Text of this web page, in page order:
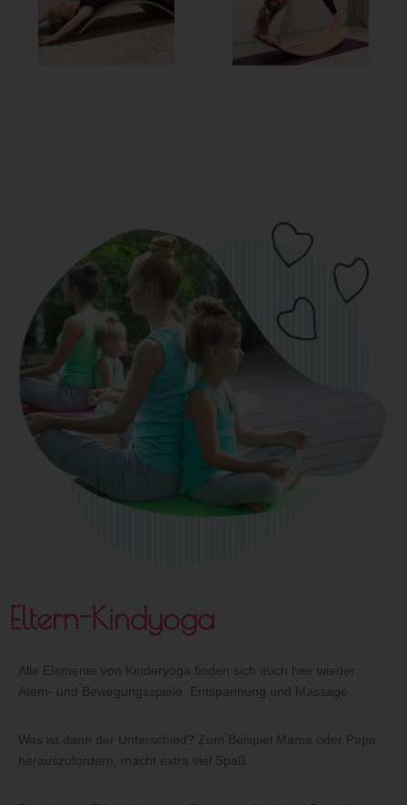
Eltern-Kindyoga
Alle Elemente von Kinderyoga finden sich auch hier wieder:
Atem- und Bewegungsspiele, Entspannung und Massage.
Was ist dann der Unterschied? Zum Beispiel Mama oder Papa
herauszufordern, macht extra viel Spaß.